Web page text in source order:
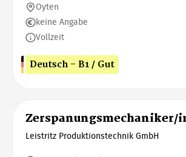
Oyten
keine Angabe
Vollzeit
Deutsch - B1 / Gut
Zerspanungsmechaniker/
Leistritz Produktionstechnik GmbH